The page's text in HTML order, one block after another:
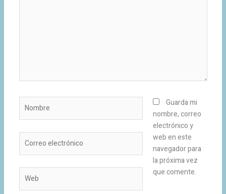
electrónico
Guarda mi
nombre, correo
electrónico y
web en este
navegador para
la próxima vez
que comente.